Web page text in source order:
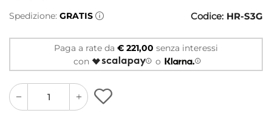
Spedizione: GRATIS Codice: HR-S3G
Paga a rate da € 221,00 senza interessi
con
o
quantity
button
quantity
minus
button